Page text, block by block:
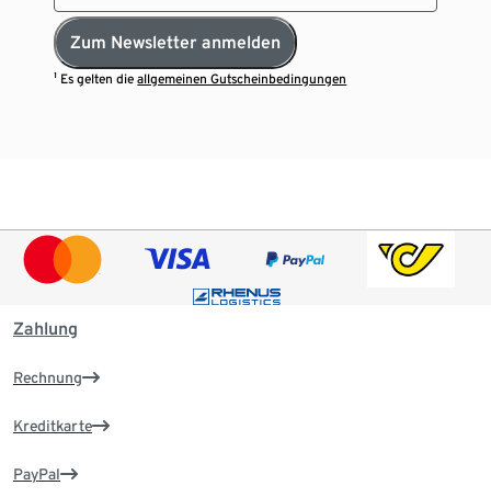
Zum Newsletter anmelden
¹ Es gelten dieallgemeinen Gutscheinbedingungen
Zahlung
Rechnung
Kreditkarte
PayPal